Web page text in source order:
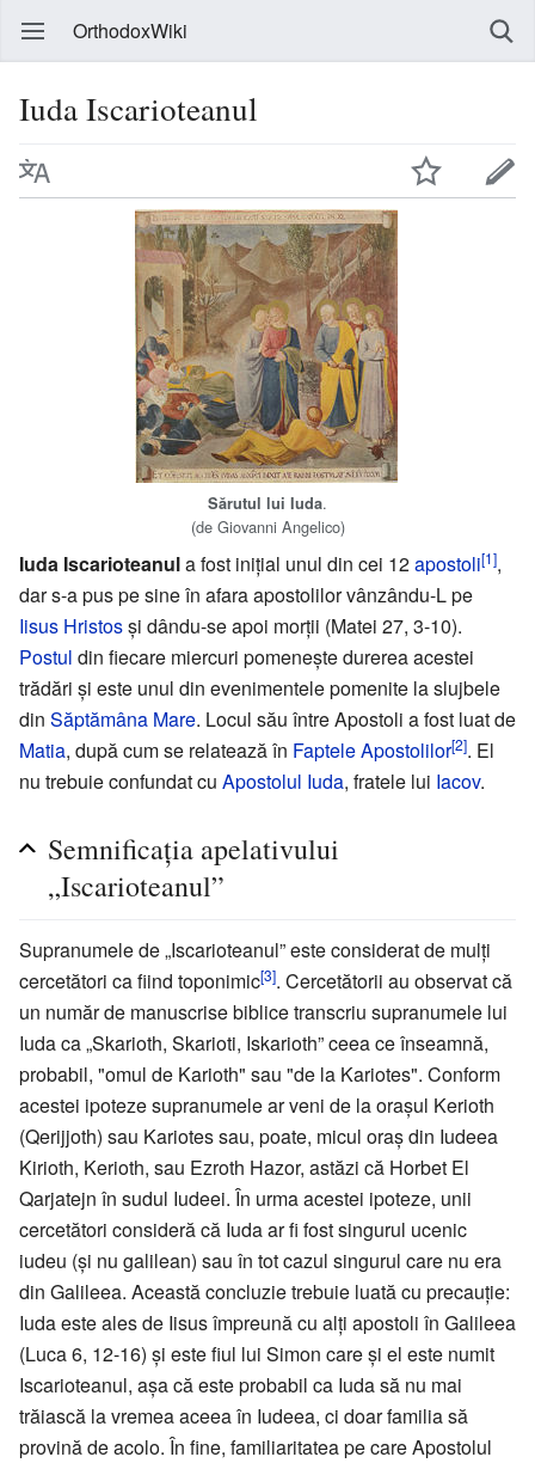
OrthodoxWiki
Iuda Iscarioteanul
Sărutul lui Iuda.
(de Giovanni Angelico)
Iuda Iscarioteanula fost iniţial unul din cei 12apostoli[1],
dar s-a pus pe sine în afara apostolilor vânzându-L pe
Iisus Hristosşi dându-se apoi morţii (Matei 27, 3-10).
Postul din fiecare miercuri pomeneşte durerea acestei
trădări şi este unul din evenimentele pomenite la slujbele
din Săptămâna Mare. Locul său între Apostoli a fost luat de
Matia, după cum se relatează în Faptele Apostolilor[2]. El
nu trebuie confundat cu Apostolul Iuda, fratele lui Iacov.
Semnificația apelativului
„Iscarioteanul”
Supranumele de „Iscarioteanul” este considerat de mulţi
cercetători ca fiind toponimic[3]. Cercetătorii au observat că
un număr de manuscrise biblice transcriu supranumele lui
Iuda ca „Skarioth, Skarioti, Iskarioth” ceea ce înseamnă,
probabil, "omul de Karioth" sau "de la Kariotes". Conform
acestei ipoteze supranumele ar veni de la oraşul Kerioth
(Qerijjoth) sau Kariotes sau, poate, micul oraş din Iudeea
Kirioth, Kerioth, sau Ezroth Hazor, astăzi că Horbet El
Qarjatejn în sudul Iudeei. În urma acestei ipoteze, unii
cercetători consideră că Iuda ar fi fost singurul ucenic
iudeu (și nu galilean) sau în tot cazul singurul care nu era
din Galileea. Această concluzie trebuie luată cu precauție:
Iuda este ales de Iisus împreună cu alți apostoli în Galileea
(Luca 6, 12-16) și este fiul lui Simon care și el este numit
Iscarioteanul, așa că este probabil ca Iuda să nu mai
trăiască la vremea aceea în Iudeea, ci doar familia să
provină de acolo. În fine, familiaritatea pe care Apostolul